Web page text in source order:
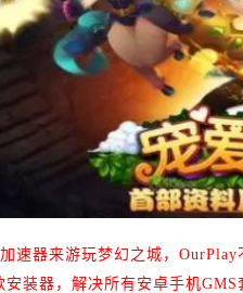
速器来游玩梦幻之城， OurPlay
装器，解决所有安卓手机